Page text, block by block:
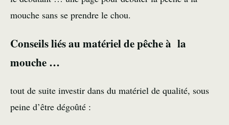
mouche sans se prendre le chou.
Conseils liés au matériel de pêche à la
mouche …
tout de suite investir dans du matériel de qualité, sous
peine d’être dégoûté :